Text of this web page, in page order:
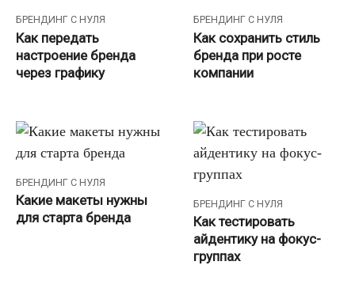
БРЕНДИНГ С НУЛЯ
Как передать
настроение бренда
через графику
БРЕНДИНГ С НУЛЯ
Как сохранить стиль
бренда при росте
компании
БРЕНДИНГ С НУЛЯ
Какие макеты нужны
для старта бренда
БРЕНДИНГ С НУЛЯ
Как тестировать
айдентику на фокус-
группах